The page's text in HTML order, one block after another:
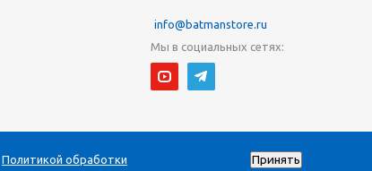
info@batmanstore.ru
Мы в социальных сетях:
Политикой обработки
Принять